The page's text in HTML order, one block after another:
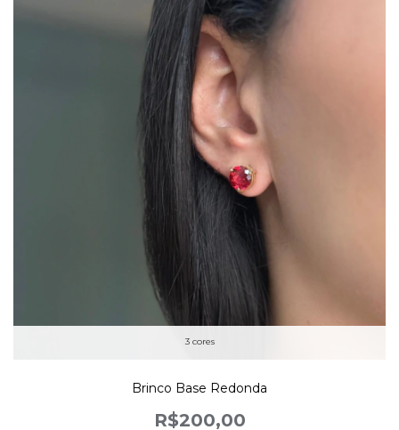
3 cores
Brinco Base Redonda
R$200,00